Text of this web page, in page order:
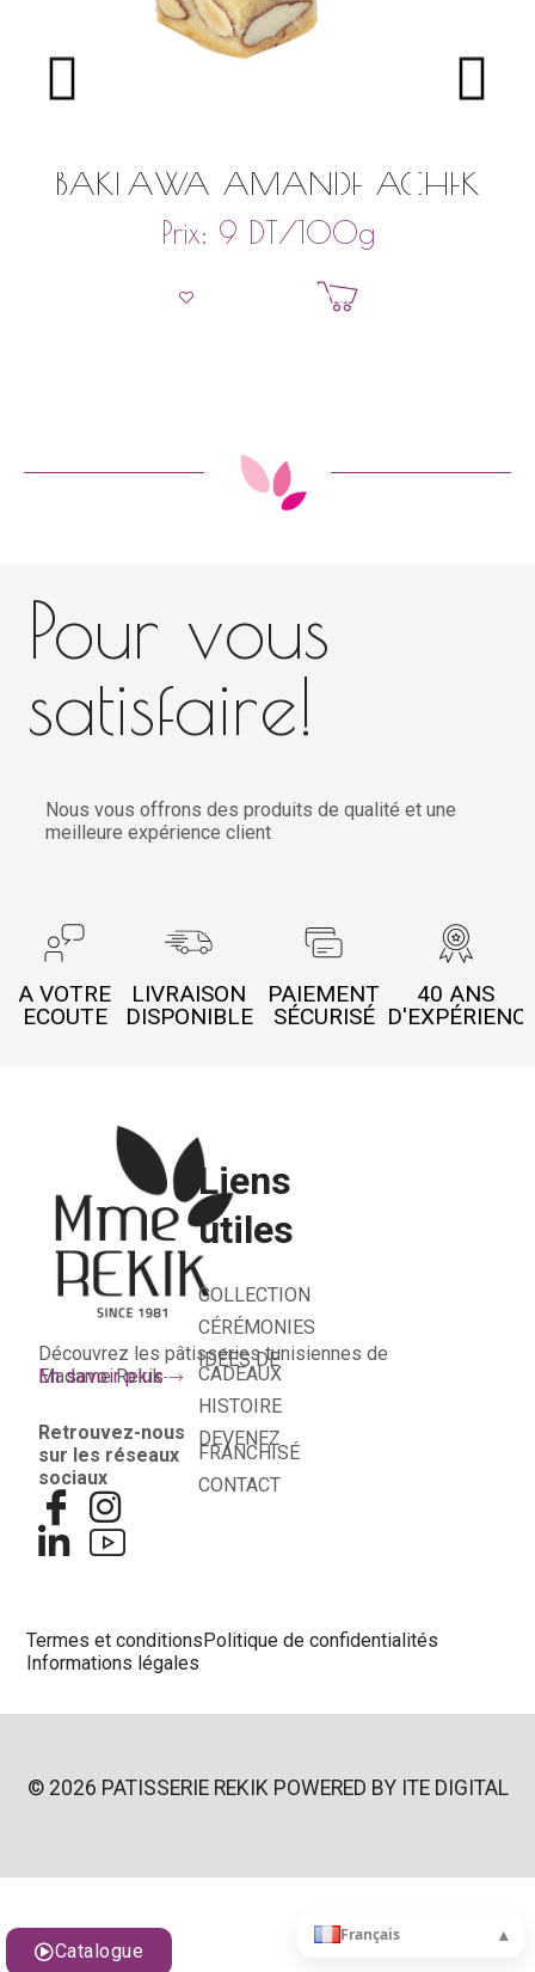
Catalogue
BAKLAWA AMANDE ACHEK
Prix: 9 DT/100g
Ajouter au panier
Pour vous
satisfaire!
Nous vous offrons des produits de qualité et une
meilleure expérience client
A VOTRE
ECOUTE
LIVRAISON
DISPONIBLE
PAIEMENT
SÉCURISÉ
40 ANS
Découvrez les pâtisseries tunisiennes de
Madame Rekik
En savoir plus
Retrouvez-nous
sur les réseaux
sociaux
Liens
utiles
COLLECTION
CÉRÉMONIES
IDÉES DE
CADEAUX
HISTOIRE
DEVENEZ
FRANCHISÉ
CONTACT
Termes et conditionsPolitique de confidentialités
Informations légales
Français ▴
© 2026 PATISSERIE REKIK POWERED BY ITE DIGITAL